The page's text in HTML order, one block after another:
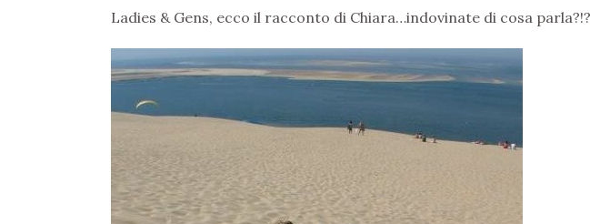
Ladies & Gens, ecco il racconto di Chiara…indovinate di cosa parla?!?